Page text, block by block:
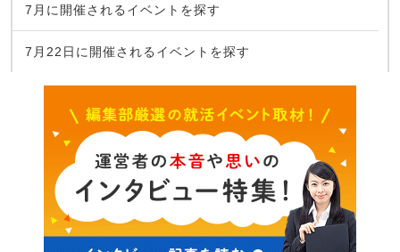
7月に開催されるイベントを探す
7月22日に開催されるイベントを探す